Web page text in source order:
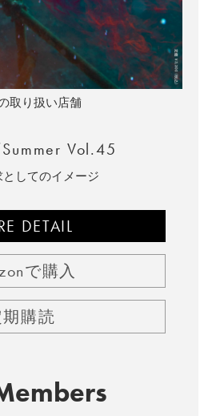
取り扱い店舗
Vol.45
してのイメージ
DETAIL
で購入
期購読